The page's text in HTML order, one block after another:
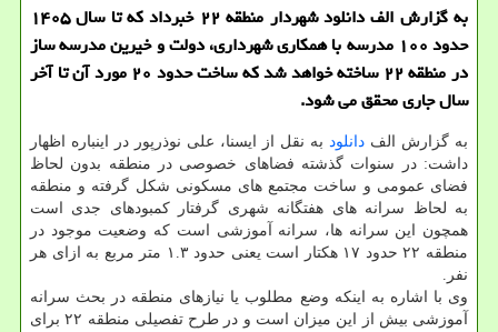
به گزارش الف دانلود شهردار منطقه ۲۲ خبرداد كه تا سال ۱۴۰۵
حدود ۱۰۰ مدرسه با همكاری شهرداری، دولت و خیرین مدرسه ساز
در منطقه ۲۲ ساخته خواهد شد كه ساخت حدود ۲۰ مورد آن تا آخر
سال جاری محقق می شود.
به گزارش الف دانلود به نقل از ایسنا، علی نوذرپور در اینباره اظهار
داشت: در سنوات گذشته فضاهای خصوصی در منطقه بدون لحاظ
فضای عمومی و ساخت مجتمع های مسکونی شکل گرفته و منطقه
به لحاظ سرانه های هفتگانه شهری گرفتار کمبودهای جدی است
همچون این سرانه ها، سرانه آموزشی است که وضعیت موجود در
منطقه ۲۲ حدود ۱۷ هکتار است یعنی حدود ۱.۳ متر مربع به ازای هر
نفر.
وی با اشاره به اینکه وضع مطلوب یا نیازهای منطقه در بحث سرانه
آموزشی بیش از این میزان است و در طرح تفصیلی منطقه ۲۲ برای